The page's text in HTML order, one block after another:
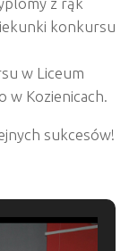
konkursu
w Liceum
w Kozienicach.
sukcesów!